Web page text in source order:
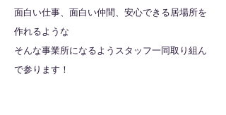
面白い仕事、面白い仲間、安心できる居場所を
作れるような
そんな事業所になるようスタッフ一同取り組ん
で参ります！